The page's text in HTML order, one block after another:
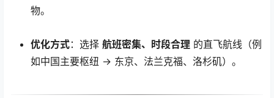
物。
优化方式：选择 航班密集、时段合理 的直飞航线（例
如中国主要枢纽 → 东京、法兰克福、洛杉矶）。